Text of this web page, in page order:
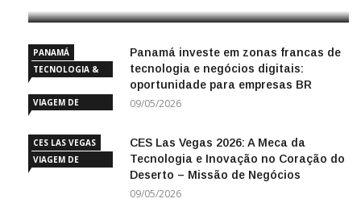
PANAMÁ
TECNOLOGIA &
VIAGEM DE
Panamá investe em zonas francas de
tecnologia e negócios digitais:
oportunidade para empresas BR
09/05/2026
CES LAS VEGAS
VIAGEM DE
CES Las Vegas 2026: A Meca da
Tecnologia e Inovação no Coração do
Deserto – Missão de Negócios
09/05/2026